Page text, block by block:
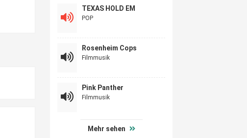
TEXAS HOLD EM
POP
Rosenheim Cops
Filmmusik
Pink Panther
Filmmusik
Mehr sehen